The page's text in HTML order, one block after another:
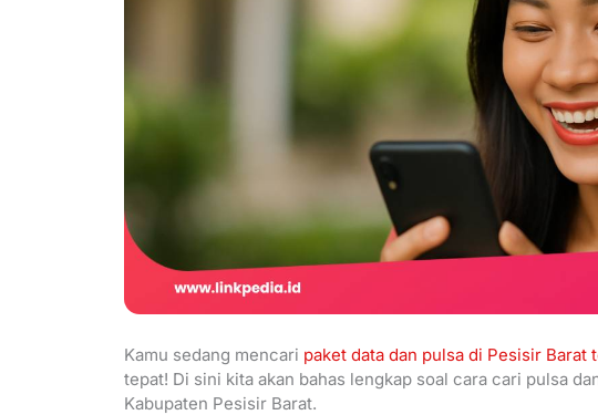
Kamu sedang mencari paket data dan pulsa di Pesisir Barat
tepat! Di sini kita akan bahas lengkap soal cara cari pulsa
Kabupaten Pesisir Barat.